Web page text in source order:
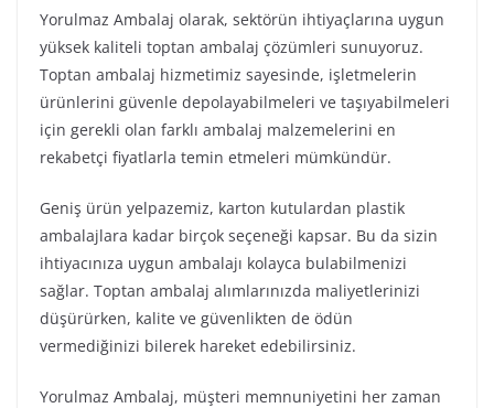
Yorulmaz Ambalaj olarak, sektörün ihtiyaçlarına uygun
yüksek kaliteli toptan ambalaj çözümleri sunuyoruz.
Toptan ambalaj hizmetimiz sayesinde, işletmelerin
ürünlerini güvenle depolayabilmeleri ve taşıyabilmeleri
için gerekli olan farklı ambalaj malzemelerini en
rekabetçi fiyatlarla temin etmeleri mümkündür.
Geniş ürün yelpazemiz, karton kutulardan plastik
ambalajlara kadar birçok seçeneği kapsar. Bu da sizin
ihtiyacınıza uygun ambalajı kolayca bulabilmenizi
sağlar. Toptan ambalaj alımlarınızda maliyetlerinizi
düşürürken, kalite ve güvenlikten de ödün
vermediğinizi bilerek hareket edebilirsiniz.
Yorulmaz Ambalaj, müşteri memnuniyetini her zaman